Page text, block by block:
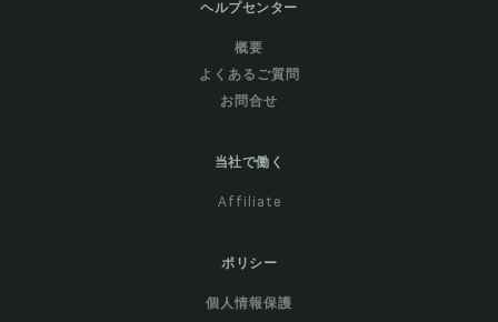
ヘルプセンター
概要
よくあるご質問
お問合せ
当社で働く
Affiliate
ポリシー
個人情報保護